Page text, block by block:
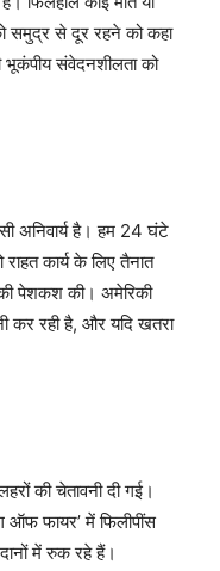
समुद्र से दूर रहने को कहा
भूकंपीय संवेदनशीलता को
अनिवार्य है। हम 24 घंटे
कार्य के लिए तैनात
की पेशकश की। अमेरिकी
कर रही है, और यदि खतरा
की चेतावनी दी गई।
ऑफ फायर’ में फिलीपींस
में रुक रहे हैं।